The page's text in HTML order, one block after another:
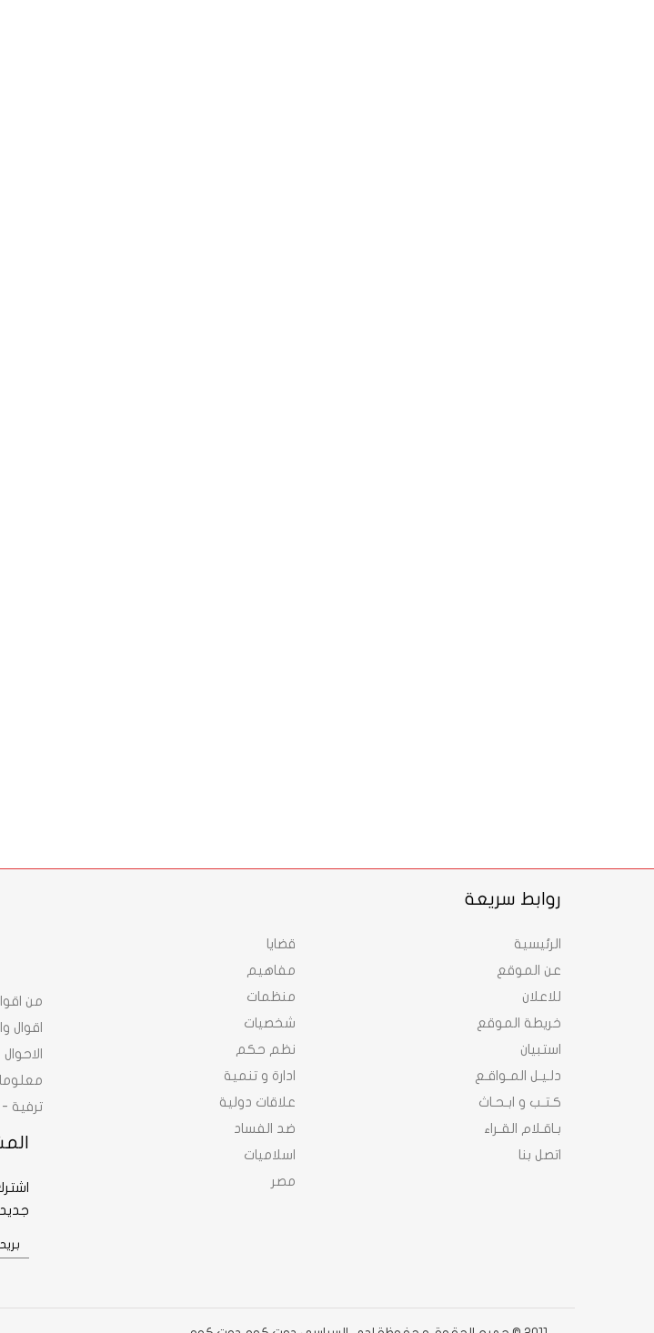
روابط سريعة
الرئيسية
عن الموقع
للاعلان
خريطة الموقع
استبيان
دلـيـل المـواقـع
كـتـب و ابـحـاث
بـاقـلام القـراء
اتصل بنا
قضايا
مفاهيم
منظمات
شخصيات
نظم حكم
ادارة و تنمية
علاقات دولية
ضد الفساد
اسلاميات
مصر
من
اقوال
ترفية -
جديد